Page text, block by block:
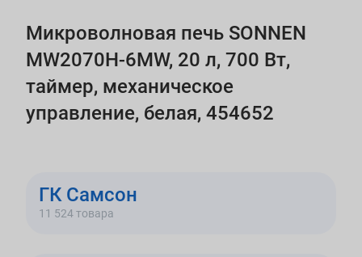
Микроволновая печь SONNEN
MW2070H-6MW, 20 л, 700 Вт,
таймер, механическое
управление, белая, 454652
ГК Самсон
11 524 товара